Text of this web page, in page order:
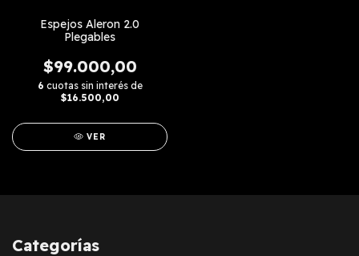
Espejos Aleron 2.0
Plegables
$99.000,00
6 cuotas sin interés de
$16.500,00
VER
Categorías